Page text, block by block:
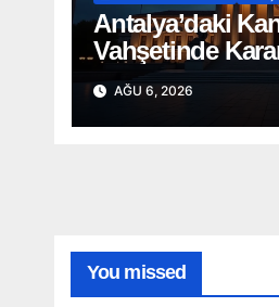
Antalya’daki
Vahşetinde
AĞU 6, 2026
You missed